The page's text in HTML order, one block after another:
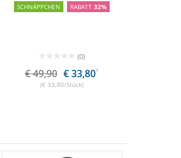
SCHNÄPPCHEN RABATT 32%
(0)
€ 49,90 € 33,801
(€ 33,80/Stück)